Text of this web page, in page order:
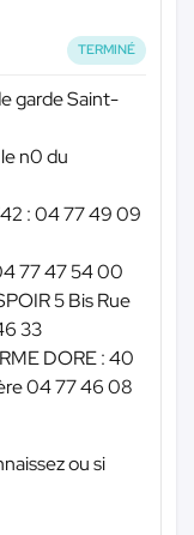
TERMINÉ
garde Saint-
n0 du
: 04 77 49 09
77 47 54 00
5 Bis Rue
33
DORE : 40
04 77 46 08
ou si